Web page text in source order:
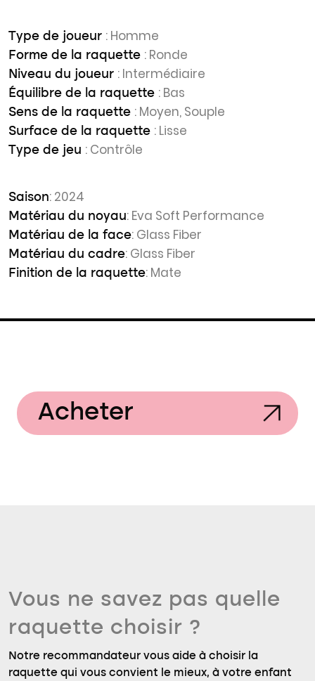
Type de joueur : Homme
Forme de la raquette : Ronde
Niveau du joueur : Intermédiaire
Équilibre de la raquette : Bas
Sens de la raquette : Moyen, Souple
Surface de la raquette : Lisse
Type de jeu : Contrôle
Saison: 2024
Matériau du noyau: Eva Soft Performance
Matériau de la face: Glass Fiber
Matériau du cadre: Glass Fiber
Finition de la raquette: Mate
Acheter
Vous ne savez pas quelle
raquette choisir ?
Notre recommandateur vous aide à choisir la
raquette qui vous convient le mieux, à votre enfant